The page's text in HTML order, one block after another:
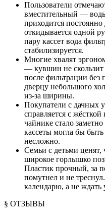
Пользователи
вместительный —
приходится
откидывается одной
пару кассет вода
стабилизируется.
Многие хвалят
— кувшин не скользит
после фильтрации без
дверцу небольшого
из-за ширины.
Покупатели с дачных
справляется с
чайнике стало
кассеты могла бы быть
несложно.
Семьи с детьми
широкое горлышко
Пластик прочный, за
помутнел и не
календарю, а не ждать
§ ОТЗЫВЫ